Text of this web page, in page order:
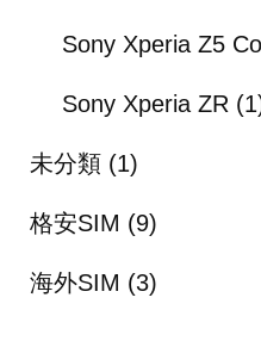
Sony Xperia Z5
Sony Xperia ZR
未分類 (1)
格安SIM (9)
海外SIM (3)